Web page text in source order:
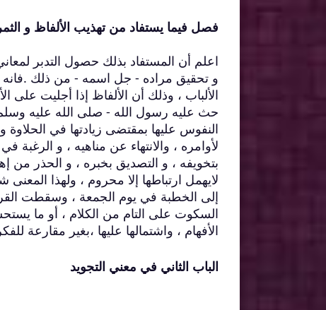
فصل فيما يستفاد من تهذيب الألفاظ و
اعلم أن المستفاد بذلك حصول التدبر
و تحقيق مراده - جل اسمه - من ذلك .فانه
الألباب ، وذلك أن الألفاظ إذا أجليت
حث عليه رسول الله - صلى الله عليه وسلم
النفوس عليها بمقتضى زيادتها في الحلاوة
لأوامره ، والانتهاء عن مناهيه ، و
بتخويفه ، و التصديق بخبره ، و الحذر من
لايهمل ارتباطها إلا محروم ، ولهذا
إلى الخطبة في يوم الجمعة ، وسقطت
السكوت على التام من الكلام ، أو ما
الأفهام ، واشتمالها عليها ،بغير مقارعة
الباب الثاني في معني التجويد